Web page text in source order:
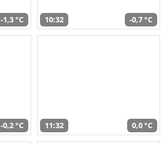
-1,3 °C 10:32 -0,7 °C
-0,2 °C 11:32 0,0 °C